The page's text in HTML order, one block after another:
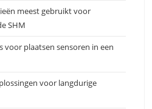
meest gebruikt voor
SHM
voor plaatsen sensoren in een
voor langdurige